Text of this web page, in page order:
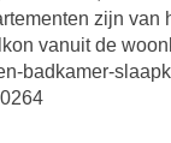
zijn
vanuit de
badkamer-